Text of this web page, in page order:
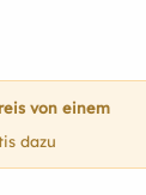
von einem
dazu